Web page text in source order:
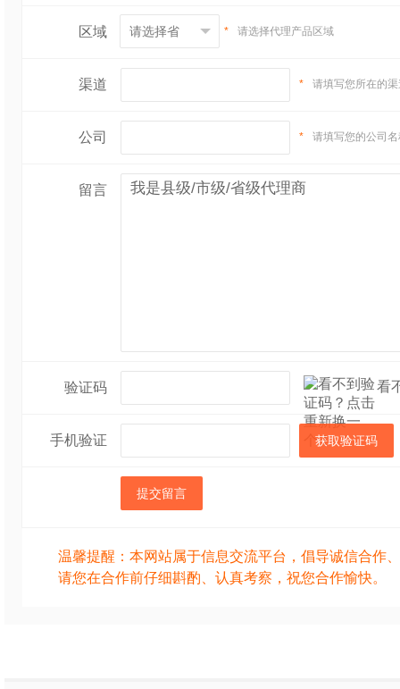
区域 * 请选择代理产品区域
渠道 * 请填写您所在的
公司 * 请填写您的公司
留言
验证码 看
手机验证 获取验证码
提交留言
温馨提醒：本网站属于信息交流平台，倡导诚信合作
请您在合作前仔细斟酌、认真考察，祝您合作愉快。